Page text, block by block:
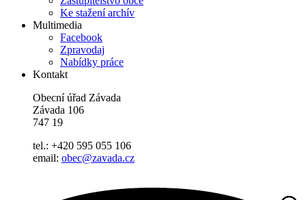
Ke stažení archív
Multimedia
Facebook
Zpravodaj
Nabídky práce
Kontakt
Obecní úřad Závada
Závada 106
747 19
tel.: +420 595 055 106
email: obec@zavada.cz